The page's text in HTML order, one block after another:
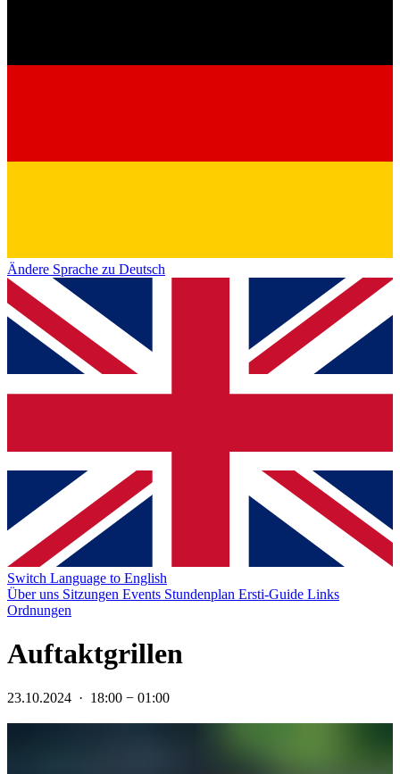
Ändere Sprache zu Deutsch
Switch Language to English
Über uns Sitzungen Events Stundenplan Ersti-Guide Links
Ordnungen
Auftaktgrillen
23.10.2024 · 18:00 − 01:00